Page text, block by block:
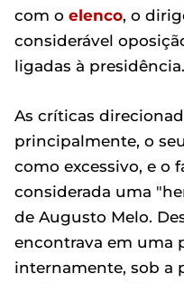
com o elenco, o
considerável
ligadas à presidência.
As críticas
principalmente, o
como excessivo, e o
considerada uma
de Augusto Melo.
encontrava em uma
internamente, sob a